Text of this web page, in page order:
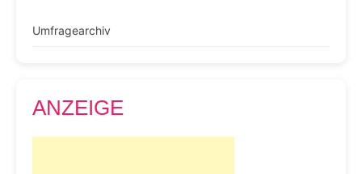
Umfragearchiv
ANZEIGE